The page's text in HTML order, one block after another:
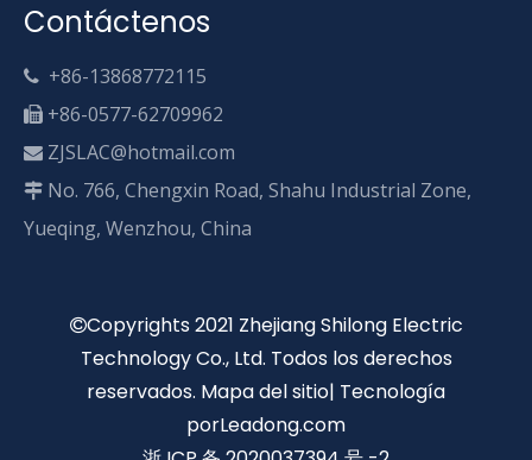
Contáctenos
 +86-13868772115
 +86-0577-62709962
 ZJSLAC@hotmail.com
 No. 766, Chengxin Road, Shahu Industrial Zone,
Yueqing, Wenzhou, China
Copyrights 2021 Zhejiang Shilong Electric
Technology Co., Ltd. Todos los derechos
reservados. Mapa del sitio| Tecnología
porLeadong.com